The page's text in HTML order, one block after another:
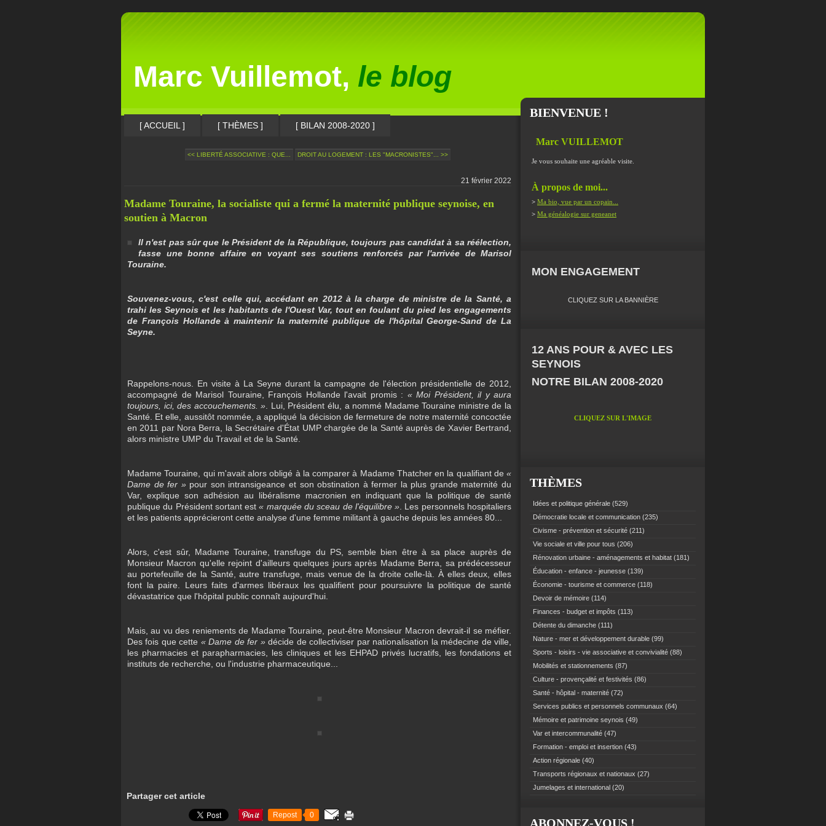
Marc Vuillemot, le blog
[ ACCUEIL ] [ THÈMES ] [ BILAN 2008-2020 ]
<< LIBERTÉ ASSOCIATIVE : QUE... DROIT AU LOGEMENT : LES "MACRONISTES"... >>
21 février 2022
Madame Touraine, la socialiste qui a fermé la maternité publique seynoise, en
soutien à Macron
Il n'est pas sûr que le Président de la République, toujours pas candidat à sa réélection,
fasse une bonne affaire en voyant ses soutiens renforcés par l'arrivée de Marisol
Touraine.
Souvenez-vous, c'est celle qui, accédant en 2012 à la charge de ministre de la Santé, a
trahi les Seynois et les habitants de l'Ouest Var, tout en foulant du pied les engagements
de François Hollande à maintenir la maternité publique de l'hôpital George-Sand de La
Seyne.
Rappelons-nous. En visite à La Seyne durant la campagne de l'élection présidentielle de 2012,
accompagné de Marisol Touraine, François Hollande l'avait promis : « Moi Président, il y aura
toujours, ici, des accouchements. » . Lui, Président élu, a nommé Madame Touraine ministre de la
Santé. Et elle, aussitôt nommée, a appliqué la décision de fermeture de notre maternité concoctée
en 2011 par Nora Berra, la Secrétaire d'État UMP chargée de la Santé auprès de Xavier Bertrand,
alors ministre UMP du Travail et de la Santé.
Madame Touraine, qui m'avait alors obligé à la comparer à Madame Thatcher en la qualifiant de «
Dame de fer »pour son intransigeance et son obstination à fermer la plus grande maternité du
Var, explique son adhésion au libéralisme macronien en indiquant que la politique de santé
publique du Président sortant est« marquée du sceau de l'équilibre » . Les personnels hospitaliers
et les patients apprécieront cette analyse d'une femme militant à gauche depuis les années 80...
Alors, c'est sûr, Madame Touraine, transfuge du PS, semble bien être à sa place auprès de
Monsieur Macron qu'elle rejoint d'ailleurs quelques jours après Madame Berra, sa prédécesseur
au portefeuille de la Santé, autre transfuge, mais venue de la droite celle-là. À elles deux, elles
font la paire. Leurs faits d'armes libéraux les qualifient pour poursuivre la politique de santé
dévastatrice que l'hôpital public connaît aujourd'hui.
Mais, au vu des reniements de Madame Touraine, peut-être Monsieur Macron devrait-il se méfier.
Des fois que cette « Dame de fer »décide de collectiviser par nationalisation la médecine de ville,
les pharmacies et parapharmacies, les cliniques et les EHPAD privés lucratifs, les fondations et
instituts de recherche, ou l'industrie pharmaceutique...
Partager cet article
Repost 0
BIENVENUE !
Marc VUILLEMOT
Je vous souhaite une agréable visite.
À propos de moi...
> Ma bio, vue par un copain...
> Ma généalogie sur geneanet
MON ENGAGEMENT
CLIQUEZ SUR LA BANNIÈRE
12 ANS POUR & AVEC LES
SEYNOIS
NOTRE BILAN 2008-2020
CLIQUEZ SUR L'IMAGE
THÈMES
Idées et politique générale (529)
Démocratie locale et communication (235)
Civisme - prévention et sécurité (211)
Vie sociale et ville pour tous (206)
Rénovation urbaine - aménagements et habitat (181)
Éducation - enfance - jeunesse (139)
Économie - tourisme et commerce (118)
Devoir de mémoire (114)
Finances - budget et impôts (113)
Détente du dimanche (111)
Nature - mer et développement durable (99)
Sports - loisirs - vie associative et convivialité (88)
Mobilités et stationnements (87)
Culture - provençalité et festivités (86)
Santé - hôpital - maternité (72)
Services publics et personnels communaux (64)
Mémoire et patrimoine seynois (49)
Var et intercommunalité (47)
Formation - emploi et insertion (43)
Action régionale (40)
Transports régionaux et nationaux (27)
Jumelages et international (20)
ABONNEZ-VOUS !